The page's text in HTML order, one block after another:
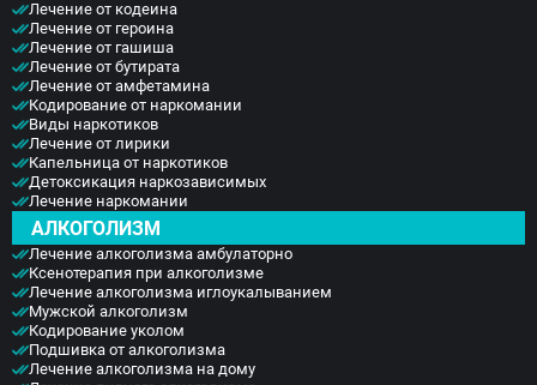
Оставляя заявку Вы соглашаетесь с
конфиденциальности
Отправить
Оставляя заявку Вы соглашаетесь с
конфиденциальности
Отправить
Оставляя заявку Вы соглашаетесь сполитикой
Лыткарино
Павловский Посад
Ступино
Дмитров
Фрязино
Дзержинский
Солнечногорск
Краснознаменск
Кашира
Апрелевка
Звенигород
Протвино
Шатура
Истра
Ликино-Дулёво
Можайск
Лечение от кодеина
Лечение от героина
Лечение от гашиша
Лечение от бутирата
Лечение от амфетамина
Кодирование от наркомании
Виды наркотиков
Лечение от лирики
Капельница от наркотиков
Детоксикация наркозависимых
Лечение наркомании
АЛКОГОЛИЗМ
Лечение алкоголизма амбулаторно
Ксенотерапия при алкоголизме
Лечение алкоголизма иглоукалыванием
Мужской алкоголизм
Кодирование уколом
Подшивка от алкоголизма
Лечение алкоголизма на дому